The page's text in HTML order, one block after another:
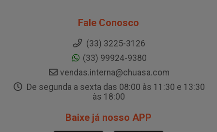
Fale Conosco
(33) 3225-3126
(33) 99924-9380
vendas.interna@chuasa.com
De segunda a sexta das 08:00 às 11:30 e 13:30
às 18:00
Baixe já nosso APP